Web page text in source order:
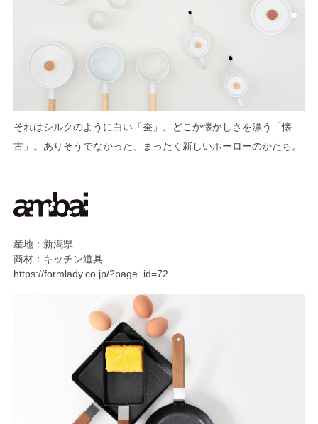
それはシルクのように白い「蚕」。どこか懐かしさを漂う「懐
古」。ありそうでなかった、まったく新しいホーローのかたち。
産地：新潟県
商材：キッチン道具
https://formlady.co.jp/?page_id=72